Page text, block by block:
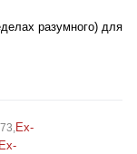
разумного) для
,Ex-
Ex-